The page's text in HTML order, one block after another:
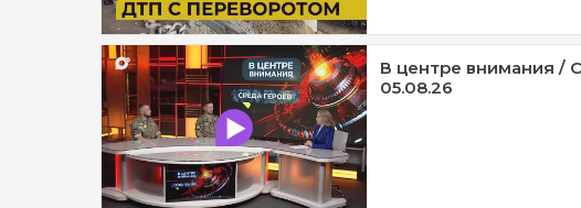
В центре внимания /
05.08.26